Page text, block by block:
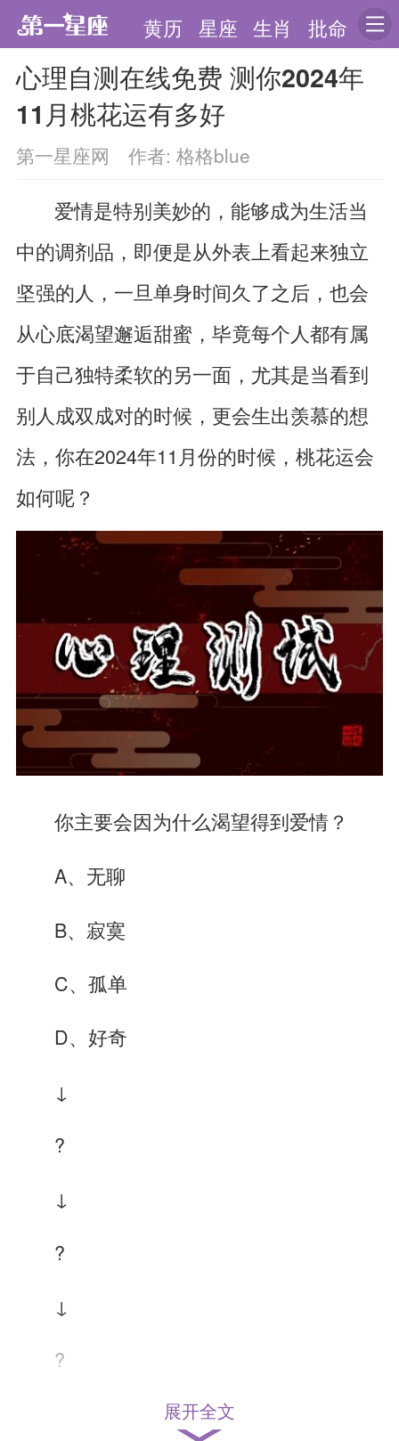
黄历 星座 生肖 批命
心理自测在线免费 测你2024年
11月桃花运有多好
第一星座网 作者: 格格blue
爱情是特别美妙的，能够成为生活当
中的调剂品，即便是从外表上看起来独立
坚强的人，一旦单身时间久了之后，也会
从心底渴望邂逅甜蜜，毕竟每个人都有属
于自己独特柔软的另一面，尤其是当看到
别人成双成对的时候，更会生出羡慕的想
法，你在2024年11月份的时候，桃花运会
如何呢？
你主要会因为什么渴望得到爱情？
A、无聊
B、寂寞
C、孤单
D、好奇
↓
?
↓
?
↓
?
展开全文